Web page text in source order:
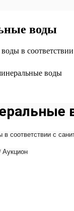
воды
в
воды
соответствии с
Аукцион